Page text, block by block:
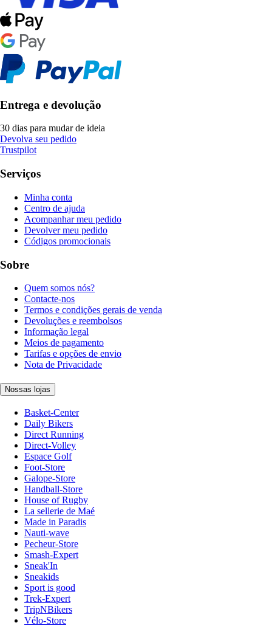
Entrega e devolução
30 dias para mudar de ideia
Devolva seu pedido
Trustpilot
Serviços
Minha conta
Centro de ajuda
Acompanhar meu pedido
Devolver meu pedido
Códigos promocionais
Sobre
Quem somos nós?
Contacte-nos
Termos e condições gerais de venda
Devoluções e reembolsos
Informação legal
Meios de pagamento
Tarifas e opções de envio
Nota de Privacidade
Nossas lojas
Basket-Center
Daily Bikers
Direct Running
Direct-Volley
Espace Golf
Foot-Store
Galope-Store
Handball-Store
House of Rugby
La sellerie de Maé
Made in Paradis
Nauti-wave
Pecheur-Store
Smash-Expert
Sneak'In
Sneakids
Sport is good
Trek-Expert
TripNBikers
Vélo-Store